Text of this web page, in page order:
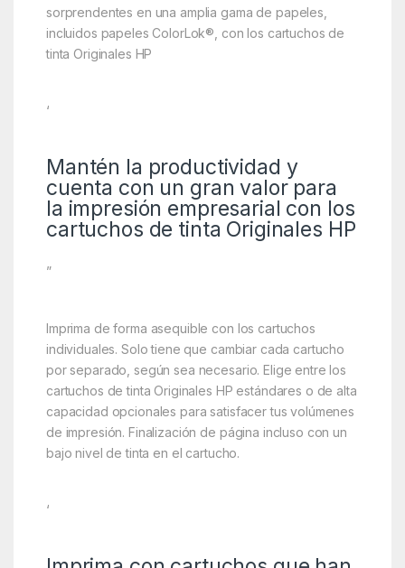
sorprendentes en una amplia gama de papeles,
incluidos papeles ColorLok®, con los cartuchos de
tinta Originales HP
‘
Mantén la productividad y
cuenta con un gran valor para
la impresión empresarial con los
cartuchos de tinta Originales HP
”
Imprima de forma asequible con los cartuchos
individuales. Solo tiene que cambiar cada cartucho
por separado, según sea necesario. Elige entre los
cartuchos de tinta Originales HP estándares o de alta
capacidad opcionales para satisfacer tus volúmenes
de impresión. Finalización de página incluso con un
bajo nivel de tinta en el cartucho.
‘